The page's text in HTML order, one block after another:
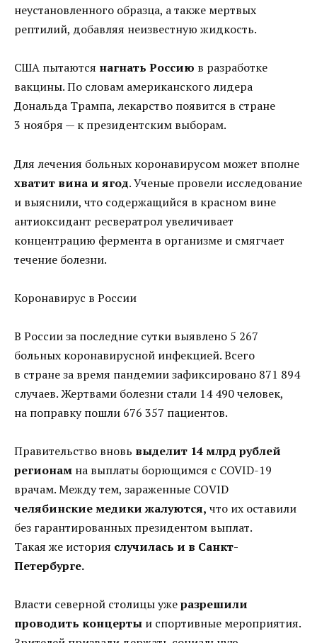
неустановленного образца, а также мертвых
рептилий, добавляя неизвестную жидкость.
США пытаются нагнать Россию в разработке
вакцины. По словам американского лидера
Дональда Трампа, лекарство появится в стране
3 ноября — к президентским выборам.
Для лечения больных коронавирусом может вполне
хватит вина и ягод. Ученые провели исследование
и выяснили, что содержащийся в красном вине
антиоксидант ресвератрол увеличивает
концентрацию фермента в организме и смягчает
течение болезни.
Коронавирус в России
В России за последние сутки выявлено 5 267
больных коронавирусной инфекцией. Всего
в стране за время пандемии зафиксировано 871 894
случаев. Жертвами болезни стали 14 490 человек,
на поправку пошли 676 357 пациентов.
Правительство вновь выделит 14 млрд рублей
регионам на выплаты борющимся с COVID-19
врачам. Между тем, зараженные CОVID
челябинские медики жалуются, что их оставили
без гарантированных президентом выплат.
Такая же история случилась и в Санкт-
Петербурге.
Власти северной столицы ужеразрешили
проводить концерты и спортивные мероприятия.